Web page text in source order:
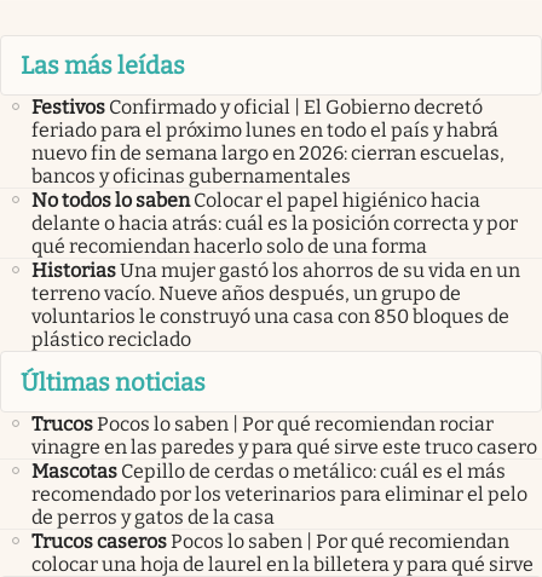
Las más leídas
Festivos Confirmado y oficial | El Gobierno decretó
feriado para el próximo lunes en todo el país y habrá
nuevo fin de semana largo en 2026: cierran escuelas,
bancos y oficinas gubernamentales
No todos lo saben Colocar el papel higiénico hacia
delante o hacia atrás: cuál es la posición correcta y por
qué recomiendan hacerlo solo de una forma
HistoriasUna mujer gastó los ahorros de su vida en un
terreno vacío. Nueve años después, un grupo de
voluntarios le construyó una casa con 850 bloques de
plástico reciclado
Últimas noticias
TrucosPocos lo saben | Por qué recomiendan rociar
vinagre en las paredes y para qué sirve este truco casero
Mascotas Cepillo de cerdas o metálico: cuál es el más
recomendado por los veterinarios para eliminar el pelo
de perros y gatos de la casa
Trucos caserosPocos lo saben | Por qué recomiendan
colocar una hoja de laurel en la billetera y para qué sirve